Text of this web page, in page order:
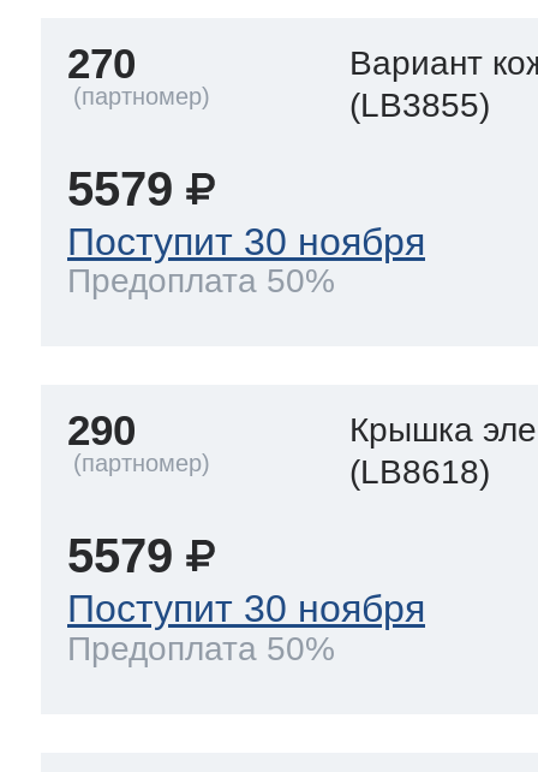
270
Вариант
(LB3855)
5579
Поступит 30 ноября
Предоплата 50%
290
Крышка
(LB8618)
5579
Поступит 30 ноября
Предоплата 50%